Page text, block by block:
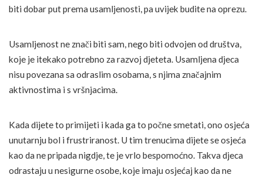
biti dobar put prema usamljenosti, pa uvijek budite na oprezu.
Usamljenost ne znači biti sam, nego biti odvojen od društva,
koje je itekako potrebno za razvoj djeteta. Usamljena djeca
nisu povezana sa odraslim osobama, s njima značajnim
aktivnostima i s vršnjacima.
Kada dijete to primijeti i kada ga to počne smetati, ono osjeća
unutarnju bol i frustriranost. U tim trenucima dijete se osjeća
kao da ne pripada nigdje, te je vrlo bespomoćno. Takva djeca
odrastaju u nesigurne osobe, koje imaju osjećaj kao da ne